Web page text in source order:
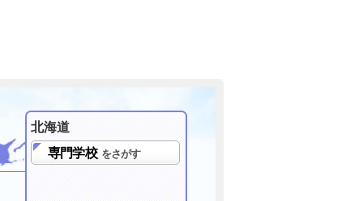
北海道
専門学校 をさがす